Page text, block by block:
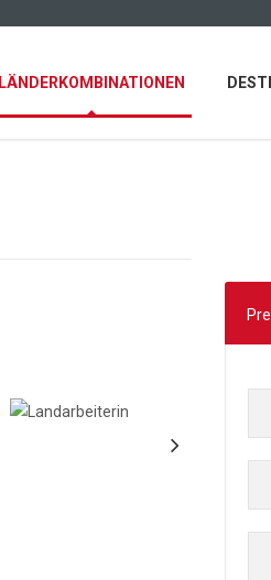
LÄNDERKOMBINATIONEN